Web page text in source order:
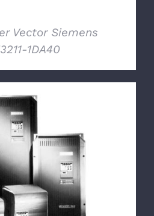
Vector Siemens
1DA40